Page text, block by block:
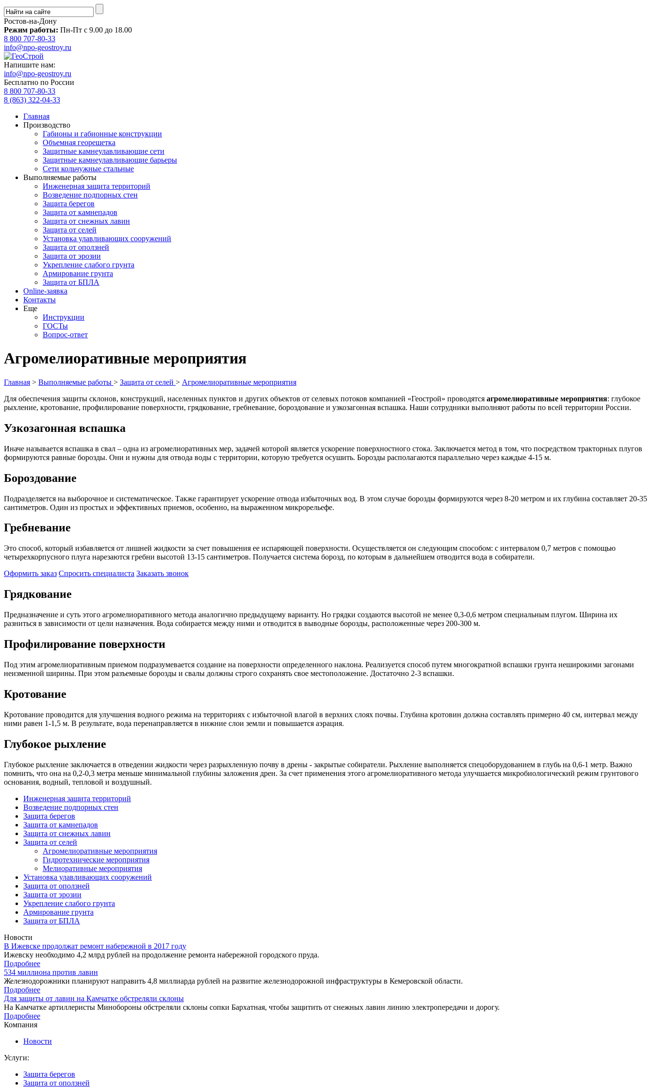
Ростов-на-Дону
Режим работы: Пн-Пт с 9.00 до 18.00
8 800 707-80-33
info@npo-geostroy.ru
Напишите нам:
info@npo-geostroy.ru
Бесплатно по России
8 800 707-80-33
8 (863) 322-04-33
Главная
Производство
Габионы и габионные конструкции
Объемная георешетка
Защитные камнеулавливающие сети
Защитные камнеулавливающие барьеры
Сети кольчужные стальные
Выполняемые работы
Инженерная защита территорий
Возведение подпорных стен
Защита берегов
Защита от камнепадов
Защита от снежных лавин
Защита от селей
Установка улавливающих сооружений
Защита от оползней
Защита от эрозии
Укрепление слабого грунта
Армирование грунта
Защита от БПЛА
Online-заявка
Контакты
Еще
Инструкции
ГОСТы
Вопрос-ответ
Агромелиоративные мероприятия
Главная > Выполняемые работы > Защита от селей > Агромелиоративные мероприятия
Для обеспечения защиты склонов, конструкций, населенных пунктов и других объектов от селевых потоков компанией «Геострой» проводятся агромелиоративные мероприятия: глубокое
рыхление, кротование, профилирование поверхности, грядкование, гребневание, бороздование и узкозагонная вспашка. Наши сотрудники выполняют работы по всей территории России.
Узкозагонная вспашка
Иначе называется вспашка в свал – одна из агромелиоративных мер, задачей которой является ускорение поверхностного стока. Заключается метод в том, что посредством тракторных плугов
формируются равные борозды. Они и нужны для отвода воды с территории, которую требуется осушить. Борозды располагаются параллельно через каждые 4-15 м.
Бороздование
Подразделяется на выборочное и систематическое. Также гарантирует ускорение отвода избыточных вод. В этом случае борозды формируются через 8-20 метром и их глубина составляет 20-35
сантиметров. Один из простых и эффективных приемов, особенно, на выраженном микрорельефе.
Гребневание
Это способ, который избавляется от лишней жидкости за счет повышения ее испаряющей поверхности. Осуществляется он следующим способом: с интервалом 0,7 метров с помощью
четырехкорпусного плуга нарезаются гребни высотой 13-15 сантиметров. Получается система борозд, по которым в дальнейшем отводится вода в собиратели.
Оформить заказ Спросить специалиста Заказать звонок
Грядкование
Предназначение и суть этого агромелиоративного метода аналогично предыдущему варианту. Но грядки создаются высотой не менее 0,3-0,6 метром специальным плугом. Ширина их
разниться в зависимости от цели назначения. Вода собирается между ними и отводится в выводные борозды, расположенные через 200-300 м.
Профилирование поверхности
Под этим агромелиоративным приемом подразумевается создание на поверхности определенного наклона. Реализуется способ путем многократной вспашки грунта неширокими загонами
неизменной ширины. При этом разъемные борозды и свалы должны строго сохранять свое местоположение. Достаточно 2-3 вспашки.
Кротование
Кротование проводится для улучшения водного режима на территориях с избыточной влагой в верхних слоях почвы. Глубина кротовин должна составлять примерно 40 см, интервал между
ними равен 1-1,5 м. В результате, вода перенаправляется в нижние слои земли и повышается аэрация.
Глубокое рыхление
Глубокое рыхление заключается в отведении жидкости через разрыхленную почву в дрены - закрытые собиратели. Рыхление выполняется спецоборудованием в глубь на 0,6-1 метр. Важно
помнить, что она на 0,2-0,3 метра меньше минимальной глубины заложения дрен. За счет применения этого агромелиоративного метода улучшается микробиологический режим грунтового
основания, водный, тепловой и воздушный.
Инженерная защита территорий
Возведение подпорных стен
Защита берегов
Защита от камнепадов
Защита от снежных лавин
Защита от селей
Агромелиоративные мероприятия
Гидротехнические мероприятия
Мелиоративные мероприятия
Установка улавливающих сооружений
Защита от оползней
Защита от эрозии
Укрепление слабого грунта
Армирование грунта
Защита от БПЛА
Новости
В Ижевске продолжат ремонт набережной в 2017 году
Ижевску необходимо 4,2 млрд рублей на продолжение ремонта набережной городского пруда.
Подробнее
534 миллиона против лавин
Железнодорожники планируют направить 4,8 миллиарда рублей на развитие железнодорожной инфраструктуры в Кемеровской области.
Подробнее
Для защиты от лавин на Камчатке обстреляли склоны
На Камчатке артиллеристы Минобороны обстреляли склоны сопки Бархатная, чтобы защитить от снежных лавин линию электропередачи и дорогу.
Подробнее
Компания
Новости
Услуги:
Защита берегов
Защита от оползней